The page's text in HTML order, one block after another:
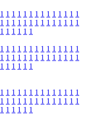
1 1 1 1 1 1 1 1 1 1 1 1 1 1
1 1 1 1 1 1 1 1 1 1 1 1 1 1
1 1 1 1 1 1
1 1 1 1 1 1 1 1 1 1 1 1 1 1
1 1 1 1 1 1 1 1 1 1 1 1 1 1
1 1 1 1 1 1
1 1 1 1 1 1 1 1 1 1 1 1 1 1
1 1 1 1 1 1 1 1 1 1 1 1 1 1
1 1 1 1 1 1